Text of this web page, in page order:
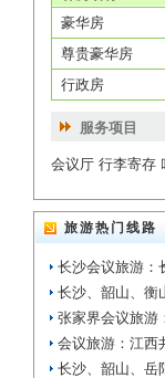
豪华房
尊贵豪华房
行政房
服务项目
会议厅 行李寄存
旅游热门线路
长沙会议旅游：
长沙、韶山、衡
张家界会议旅游
会议旅游：江西
长沙、韶山、岳